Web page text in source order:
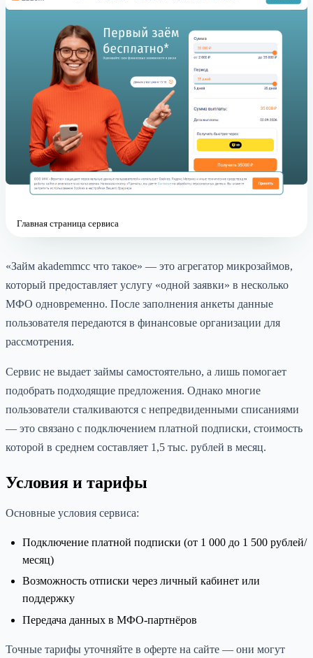
Главная страница сервиса
«Займ akademmcc что такое» — это агрегатор микрозаймов,
который предоставляет услугу «одной заявки» в несколько
МФО одновременно. После заполнения анкеты данные
пользователя передаются в финансовые организации для
рассмотрения.
Сервис не выдает займы самостоятельно, а лишь помогает
подобрать подходящие предложения. Однако многие
пользователи сталкиваются с непредвиденными списаниями
— это связано с подключением платной подписки, стоимость
которой в среднем составляет 1,5 тыс. рублей в месяц.
Условия и тарифы
Основные условия сервиса:
Подключение платной подписки (от 1 000 до 1 500 рублей/
месяц)
Возможность отписки через личный кабинет или
поддержку
Передача данных в МФО-партнёров
Точные тарифы уточняйте в оферте на сайте — они могут